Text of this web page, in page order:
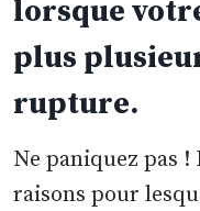
lorsque
plus
rupture.
Ne paniquez pas
raisons pour